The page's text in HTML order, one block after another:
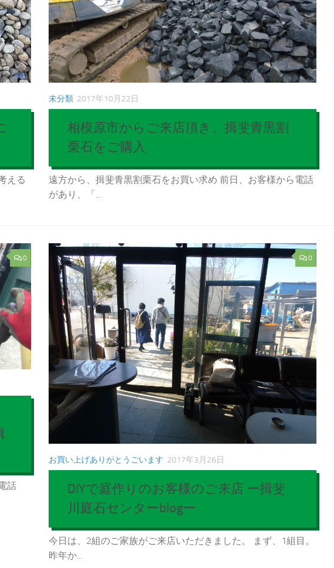
える
未分類 2017年10月22日
相模原市からご来店頂き、揖斐青黒割
栗石をご購入
遠方から、揖斐青黒割栗石をお買い求め 前日、お客様から電話
があり、「...
0
話
0
お買い上げありがとうごいます 2017年3月26日
DIYで庭作りのお客様のご来店 ー揖斐
川庭石センターblogー
今日は、2組のご家族がご来店いただきました。 まず、1組目。
昨年か...